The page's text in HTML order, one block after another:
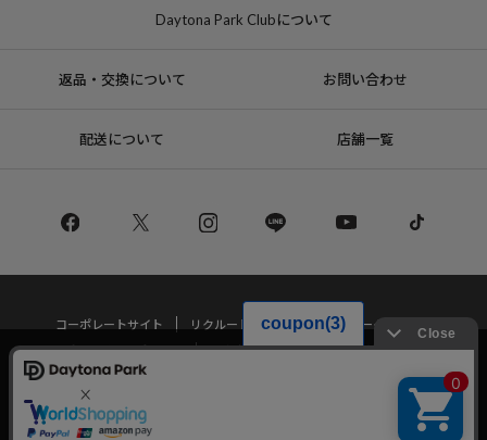
Daytona Park Clubについて
返品・交換について お問い合わせ
配送について 店舗一覧
コーポレートサイト リクルート
サステナブルマークについて
プライバシーポリシー
特定商取引法・古物営業法に基づく表記
Copyright © DAYTONA INTERNATIONAL Co.,Ltd All Rights Reserved.
当サイトでは利用体験の向上およびコンテンツの最適な提供、トラフィック
の分析を目的としてCookieを使用しています。
サイトの閲覧を継続された場合、Cookieの利用に同意したことものといたし
ます。